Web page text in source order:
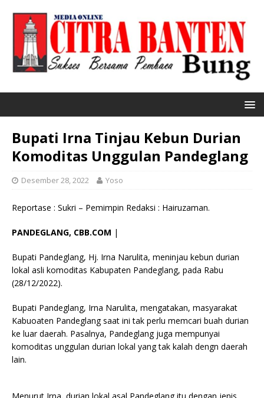
Bupati Irna Tinjau Kebun Durian
Komoditas Unggulan Pandeglang
Desember 28, 2022 Yoso
Reportase : Sukri – Pemimpin Redaksi : Hairuzaman.
PANDEGLANG, CBB.COM |
Bupati Pandeglang, Hj. Irna Narulita, meninjau kebun durian
lokal asli komoditas Kabupaten Pandeglang, pada Rabu
(28/12/2022).
Bupati Pandeglang, Irna Narulita, mengatakan, masyarakat
Kabuoaten Pandeglang saat ini tak perlu memcari buah durian
ke luar daerah. Pasalnya, Pandeglang juga mempunyai
komoditas unggulan durian lokal yang tak kalah dengn daerah
lain.